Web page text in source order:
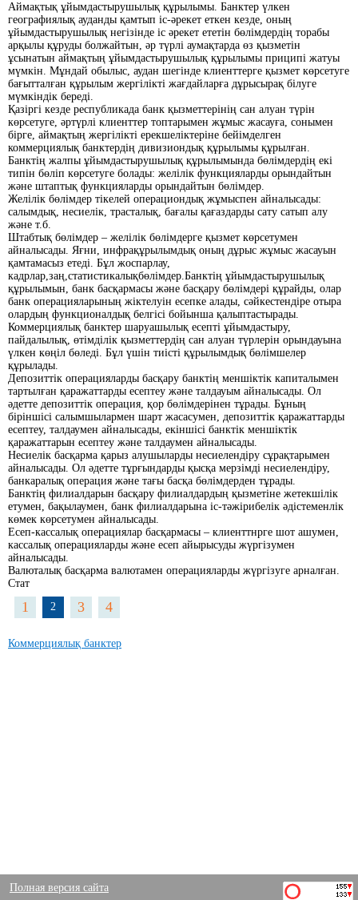
Аймақтық ұйымдастырушылық құрылымы. Банктер үлкен
географиялық ауданды қамтып іс-әрекет еткен кезде, оның
ұйымдастырушылық негізінде іс әрекет ететін бөлімдердің торабы
арқылы құруды болжайтын, әр түрлі аумақтарда өз қызметін
ұсынатын аймақтың ұйымдастырушылық құрылымы приципі жатуы
мүмкін. Мұндай обылыс, аудан шегінде клиенттерге қызмет көрсетуге
бағытталған құрылым жергілікті жағдайларға дұрысырақ білуге
мүмкіндік береді.
Қазіргі кезде республикада банк қызметтерінің сан алуан түрін
көрсетуге, әртүрлі клиенттер топтарымен жұмыс жасауға, сонымен
бірге, аймақтың жергілікті ерекшеліктеріне бейімделген
коммерциялық банктердің дивизиондық құрылымы құрылған.
Банктің жалпы ұйымдастырушылық құрылымында бөлімдердің екі
типін бөліп көрсетуге болады: желілік функцияларды орындайтын
және штаптық функцияларды орындайтын бөлімдер.
Желілік бөлімдер тікелей операциондық жұмыспен айналысады:
салымдық, несиелік, трасталық, бағалы қағаздарды сату сатып алу
және т.б.
Штабтық бөлімдер – желілік бөлімдерге қызмет көрсетумен
айналысады. Яғни, инфрақұрылымдық оның дұрыс жұмыс жасауын
қамтамасыз етеді. Бұл жоспарлау,
кадрлар,заң,статистикалықбөлімдер.Банктің ұйымдастырушылық
құрылымын, банк басқармасы және басқару бөлімдері құрайды, олар
банк операцияларының жіктелуін есепке алады, сәйкестендіре отыра
олардың функционалдық белгісі бойынша қалыптастырады.
Коммерциялық банктер шаруашылық есепті ұйымдастыру,
пайдалылық, өтімділік қызметтердің сан алуан түрлерін орындауына
үлкен көңіл бөледі. Бұл үшін тиісті құрылымдық бөлімшелер
құрылады.
Депозиттік операцияларды басқару банктің меншіктік капиталымен
тартылған қаражаттарды есептеу және талдауым айналысады. Ол
әдетте депозиттік операция, қор бөлімдерінен тұрады. Бұның
біріншісі салымшылармен шарт жасасумен, депозиттік қаражаттарды
есептеу, талдаумен айналысады, екіншісі банктік меншіктік
қаражаттарын есептеу және талдаумен айналысады.
Несиелік басқарма қарыз алушыларды несиелендіру сұрақтарымен
айналысады. Ол әдетте тұрғындарды қысқа мерзімді несиелендіру,
банкаралық операция және тағы басқа бөлімдерден тұрады.
Банктің филиалдарын басқару филиалдардың қызметіне жетекшілік
етумен, бақылаумен, банк филиалдарына іс-тәжірибелік әдістеменлік
көмек көрсетумен айналысады.
Есеп-кассалық операциялар басқармасы – клиенттнрге шот ашумен,
кассалық операцияларды және есеп айырысуды жүргізумен
айналысады.
Валюталық басқарма валютамен операцияларды жүргізуге арналған.
Стат
1 2 3 4
Коммерциялық банктер
Полная версия сайта